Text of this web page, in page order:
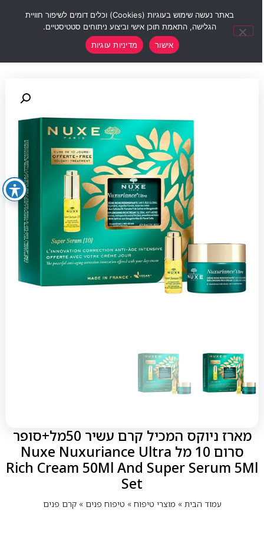
מארז ניוקס המכיל קרם עשיר 50מל+סופר
סרום 10 מל Nuxe Nuxuriance Ultra
Rich Cream 50Ml And Super Serum 5Ml
Set
עמוד הבית» מוצרי טיפוח» טיפוח פנים» קרם פנים
באתר נעשה שימוש בעוגיות (Cookies) וכלים דומים לשיפור חוויית
הגלישה, התאמת תוכן אישי וביצוע ניתוחים סטטיסטיים.
אישור
מדיניות עוגיות